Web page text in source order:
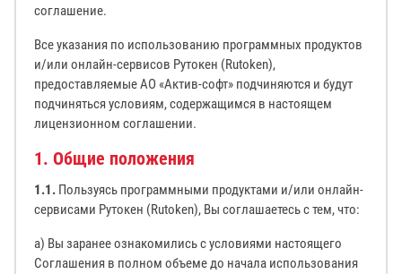
соглашение.
Все указания по использованию программных продуктов
и/или онлайн-сервисов Рутокен (Rutoken),
предоставляемые АО «Актив-софт» подчиняются и будут
подчиняться условиям, содержащимся в настоящем
лицензионном соглашении.
1. Общие положения
1.1. Пользуясь программными продуктами и/или онлайн-
сервисами Рутокен (Rutoken), Вы соглашаетесь с тем, что:
а) Вы заранее ознакомились с условиями настоящего
Соглашения в полном объеме до начала использования